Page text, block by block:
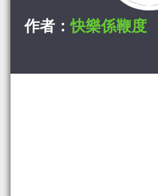
作者：快樂係鞭度